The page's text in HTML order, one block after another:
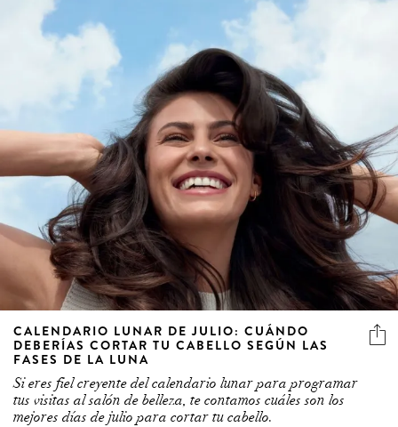
CALENDARIO LUNAR DE JULIO: CUÁNDO
DEBERÍAS CORTAR TU CABELLO SEGÚN LAS
FASES DE LA LUNA
Si eres fiel creyente del calendario lunar para programar
tus visitas al salón de belleza, te contamos cuáles son los
mejores días de julio para cortar tu cabello.